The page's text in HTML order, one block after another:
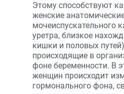
Этому способствуют
женские
мочеиспускательного
уретра, близкое
кишки и половых
происходящие в
фоне беременности. В
женщин происходит
гормонального фона,